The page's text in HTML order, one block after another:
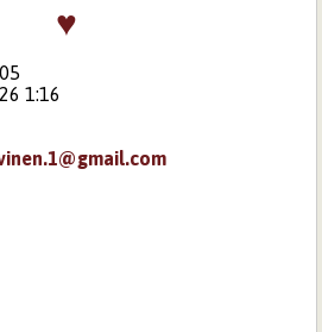
♥
1:16